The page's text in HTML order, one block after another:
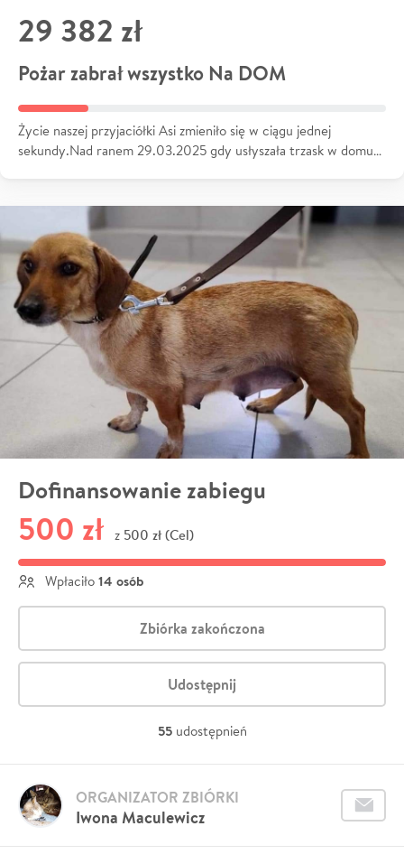
29 382 zł
Pożar zabrał wszystko Na DOM
Życie naszej przyjaciółki Asi zmieniło się w ciągu jednej
sekundy.Nad ranem 29.03.2025 gdy usłyszała trzask w domu…
Dofinansowanie zabiegu
500 zł z 500 zł (Cel)
Wpłaciło 14 osób
Zbiórka zakończona
Udostępnij
55 udostępnień
Iwona Maculewicz
ORGANIZATOR ZBIÓRKI